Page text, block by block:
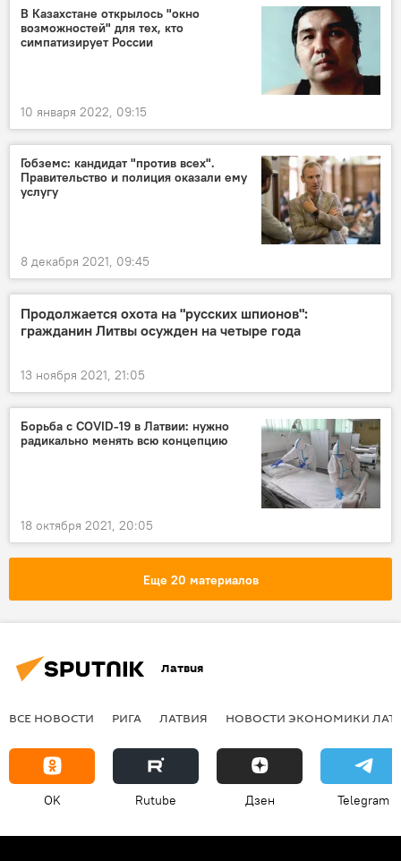
В Казахстане открылось "окно
возможностей" для тех, кто
симпатизирует России
10 января 2022, 09:15
Гобземс: кандидат "против всех".
Правительство и полиция оказали ему
услугу
8 декабря 2021, 09:45
Продолжается охота на "русских шпионов":
гражданин Литвы осужден на четыре года
13 ноября 2021, 21:05
Борьба с COVID-19 в Латвии: нужно
радикально менять всю концепцию
18 октября 2021, 20:05
Еще 20 материалов
Латвия
ВСЕ НОВОСТИ РИГА ЛАТВИЯ НОВОСТИ ЭКОНОМИКИ
OK Rutube Дзен Telegram